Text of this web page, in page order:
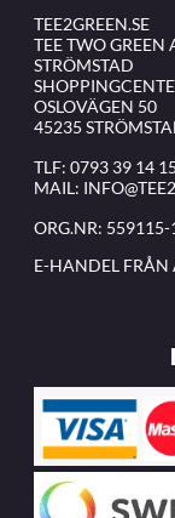
TEE2GREEN.SE
TEE TWO GREEN
STRÖMSTAD
OSLOVÄGEN 50
45235
TLF: 0793 39 14 15
MAIL:
ORG.NR: 559115-
E-HANDEL FRÅN